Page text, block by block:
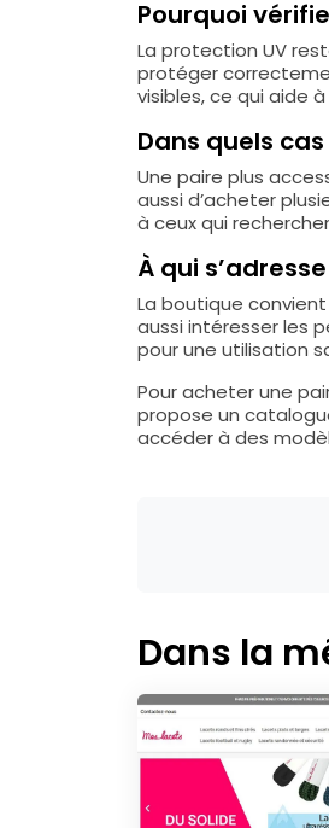
Pourquoi
La protection UV
protéger
visibles, ce qui aide
Dans quels
Une paire plus
aussi d’acheter
à ceux qui
À qui
La boutique
aussi intéresser les
pour une utilisation
Pour acheter une
propose un
accéder à des
Dans la